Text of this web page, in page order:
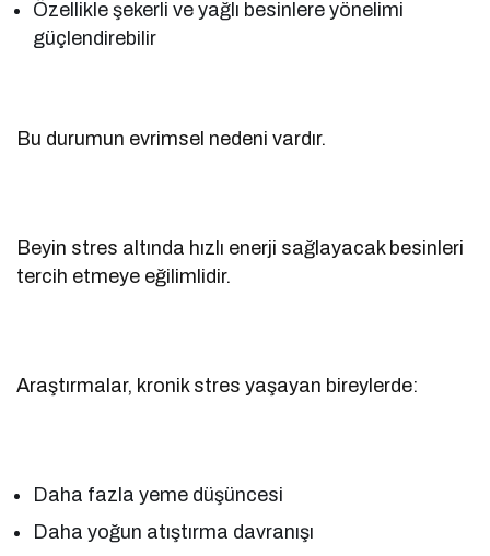
Özellikle şekerli ve yağlı besinlere yönelimi
güçlendirebilir
Bu durumun evrimsel nedeni vardır.
Beyin stres altında hızlı enerji sağlayacak besinleri
tercih etmeye eğilimlidir.
Araştırmalar, kronik stres yaşayan bireylerde:
Daha fazla yeme düşüncesi
Daha yoğun atıştırma davranışı